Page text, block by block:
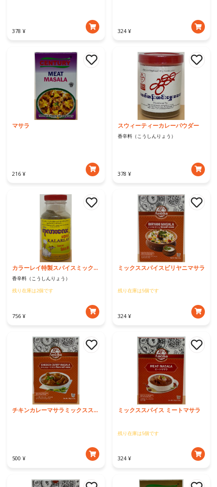
378 ¥ 324 ¥
マサラ
216 ¥
スウィーティーカレーパウダー
香辛料（こうしんりょう）
378 ¥
カラーレイ特製スパイスミックス 160g
香辛料（こうしんりょう）
残り在庫は2個です
756 ¥
ミックススパイスビリヤニマサラ
残り在庫は5個です
324 ¥
チキンカレーマサラミックススパイス
500 ¥
ミックススパイス ミートマサラ
残り在庫は5個です
324 ¥